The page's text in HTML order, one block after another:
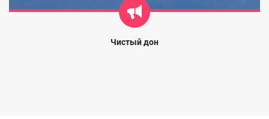
Чистый дон